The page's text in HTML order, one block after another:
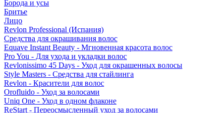
Борода и усы
Бритье
Лицо
Revlon Professional (Испания)
Средства для окрашивания волос
Equave Instant Beauty - Мгновенная красота волос
Pro You - Для ухода и укладки волос
Revlonissimo 45 Days - Уход для окрашенных волосы
Style Masters - Средства для стайлинга
Revlon - Красители для волос
Orofluido - Уход за волосами
Uniq One - Уход в одном флаконе
ReStart - Переосмысленный уход за волосами